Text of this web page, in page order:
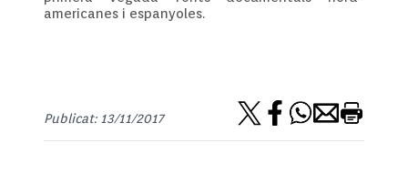
americanes i espanyoles.
Publicat: 13/11/2017